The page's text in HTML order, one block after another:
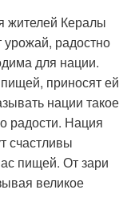
жителей Кералы
радостно
для нации.
приносят ей
нации такое
радости. Нация
счастливы
пищей. От зари
великое